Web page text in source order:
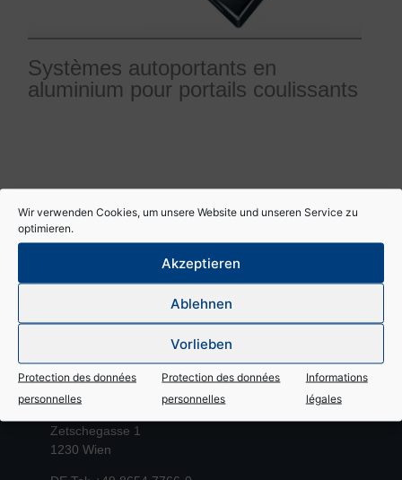
Wir verwenden Cookies, um unsere Website und unseren Service zu
optimieren.
Akzeptieren
Ablehnen
Vorlieben
Protection des données
personnelles
Protection des données
personnelles
Informations
légales
Systèmes autoportants en
aluminium pour portails coulissants
Pour le marché français
Contact
Zetschegasse 1
1230 Wien